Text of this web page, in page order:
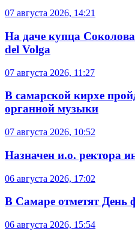
07 августа 2026, 14:21
На даче купца
del Volga
07 августа 2026, 11:27
В самарской кирхе
органной музыки
07 августа 2026, 10:52
Назначен и.о. ректора
06 августа 2026, 17:02
В Самаре отметят День
06 августа 2026, 15:54